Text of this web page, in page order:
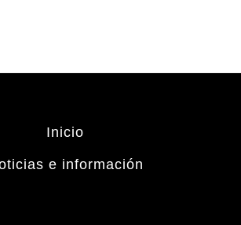
Inicio
e información